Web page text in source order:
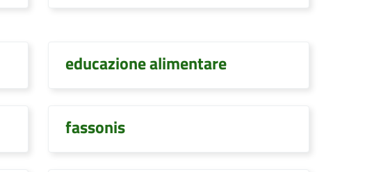
educazione alimentare
fassonis